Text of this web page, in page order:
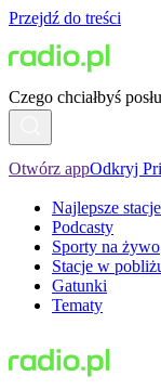
Przejdź do treści
Czego chciałbyś
Otwórz appOdkryj
Najlepsze stacje
Podcasty
Sporty na żywo
Stacje w
Gatunki
Tematy